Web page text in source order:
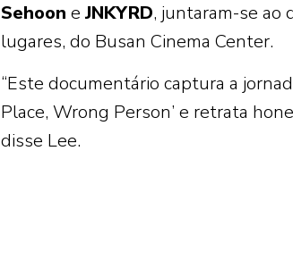
Sehoon e JNKYRD, juntaram-se ao
lugares, do Busan Cinema Center.
“Este documentário captura a
Place, Wrong Person’ e retrata
disse Lee.